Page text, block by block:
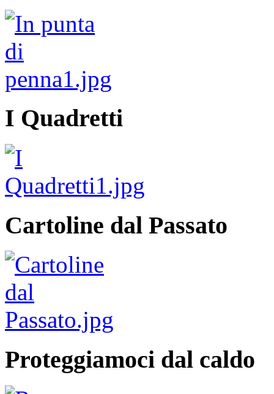
I Quadretti
Cartoline dal Passato
Proteggiamoci dal caldo